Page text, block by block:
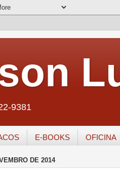
9381
E-BOOKS OFICINA
DE 2014